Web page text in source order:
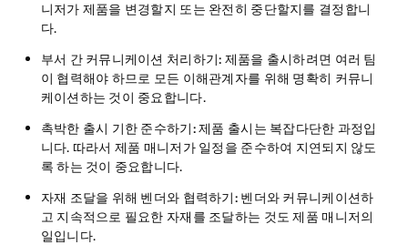
니저가 제품을 변경할지 또는 완전히 중단할지를 결정합니
다.
부서 간 커뮤니케이션 처리하기: 제품을 출시하려면 여러 팀
이 협력해야 하므로 모든 이해관계자를 위해 명확히 커뮤니
케이션하는 것이 중요합니다.
촉박한 출시 기한 준수하기:제품 출시는 복잡다단한 과정입
니다. 따라서 제품 매니저가 일정을 준수하여 지연되지 않도
록 하는 것이 중요합니다.
자재 조달을 위해 벤더와 협력하기: 벤더와 커뮤니케이션하
고 지속적으로 필요한 자재를 조달하는 것도 제품 매니저의
일입니다.